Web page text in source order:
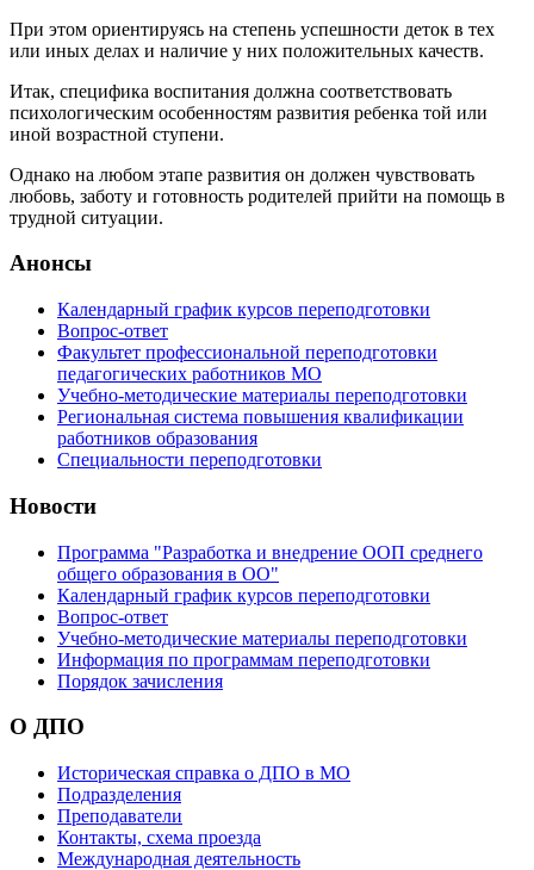
При этом ориентируясь на степень успешности деток в тех
или иных делах и наличие у них положительных качеств.
Итак, специфика воспитания должна соответствовать
психологическим особенностям развития ребенка той или
иной возрастной ступени.
Однако на любом этапе развития он должен чувствовать
любовь, заботу и готовность родителей прийти на помощь в
трудной ситуации.
Анонсы
Календарный график курсов переподготовки
Вопрос-ответ
Факультет профессиональной переподготовки
педагогических работников МО
Учебно-методические материалы переподготовки
Региональная система повышения квалификации
работников образования
Специальности переподготовки
Новости
Программа "Разработка и внедрение ООП среднего
общего образования в ОО"
Календарный график курсов переподготовки
Вопрос-ответ
Учебно-методические материалы переподготовки
Информация по программам переподготовки
Порядок зачисления
О ДПО
Историческая справка о ДПО в МО
Подразделения
Преподаватели
Контакты, схема проезда
Международная деятельность